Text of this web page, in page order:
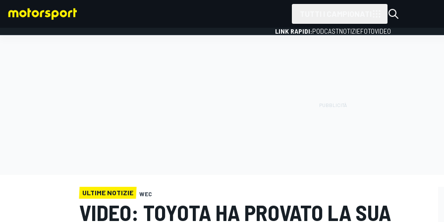
LINK RAPIDI:PODCASTNOTIZIEFOTOVIDEO
ULTIME NOTIZIE WEC
VIDEO: TOYOTA HA PROVATO LA SUA